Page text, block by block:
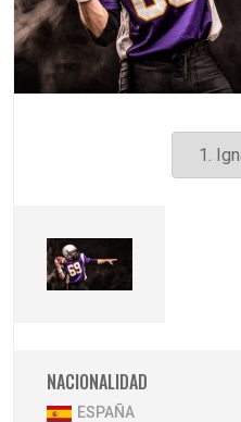
NACIONALIDAD
ESPAÑA